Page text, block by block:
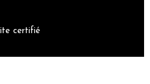
certifié